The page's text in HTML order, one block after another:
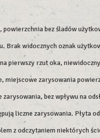
powierzchnia bez śladów
Brak widocznych oznak
pierwszy rzut oka,
miejscowe zarysowania
bez wpływu na
liczne zarysowania. Płyta
z odczytaniem niektórych